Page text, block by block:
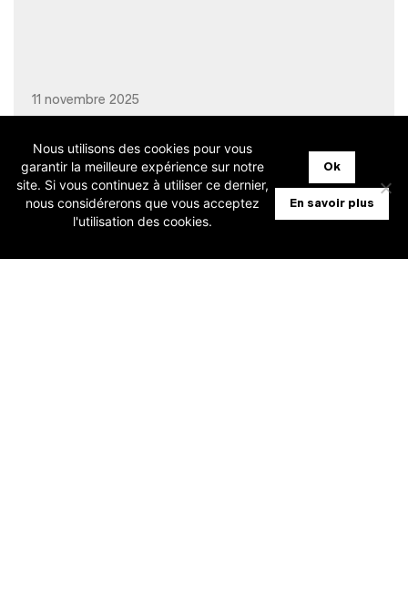
[Invitation] Logistics : Présentation
facture électronique Peppol (17/11 +
11 novembre 2025
Nous utilisons des cookies pour vous
garantir la meilleure expérience sur notre
site. Si vous continuez à utiliser ce dernier,
nous considérerons que vous acceptez
l'utilisation des cookies.
Ok
En savoir plus